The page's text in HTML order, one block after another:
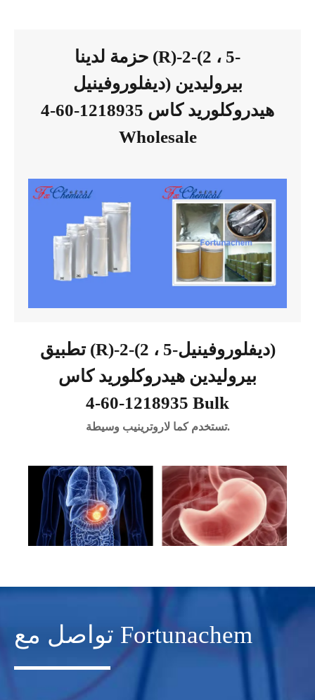
حزمة لدينا (R)-2-(2 ، 5-
ديفلوروفينيل) بيروليدين
هيدروكلوريد كاس 1218935-60-4
Wholesale
تطبيق (R)-2-(2 ، 5-ديفلوروفينيل)
بيروليدين هيدروكلوريد كاس
1218935-60-4 Bulk
تستخدم كما لاروترينيب وسيطة.
تواصل مع Fortunachem